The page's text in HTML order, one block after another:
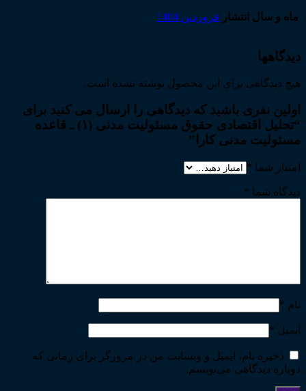
ماه و سال انتشار فروردین 1404
دیدگاهها
هیچ دیدگاهی برای این محصول نوشته نشده است.
اولین نفری باشید که دیدگاهی را ارسال می کنید برای
“تحلیل اقتصادی حقوق مسئولیت مدنی (۱) ـ قاعده
مسئولیت مدنی کارا”
امتیاز شما *
دیدگاه شما *
نام *
ایمیل *
ذخیره نام، ایمیل و وبسایت من در مرورگر برای زمانی که
دوباره دیدگاهی می‌نویسم.